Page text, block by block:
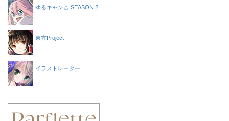
ゆるキャン△ SEASON 2
東方Project
イラストレーター